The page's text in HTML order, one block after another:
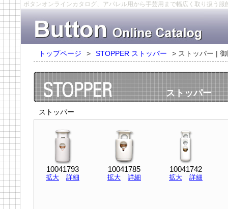
ボタンオンラインカタログ、アパレル用から手芸用まで幅広く取り扱う
トップページ > STOPPER ストッパー > ストッパー |
ストッパー
ストッパー
10041793
拡大 詳細
10041785
拡大 詳細
10041742
拡大 詳細